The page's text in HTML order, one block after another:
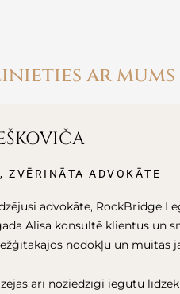
ar mums
ZVĒRINĀTA ADVOKĀTE
advokāte, RockBridge
Alisa konsultē klientus un
nodokļu un muitas
arī noziedzīgi iegūtu